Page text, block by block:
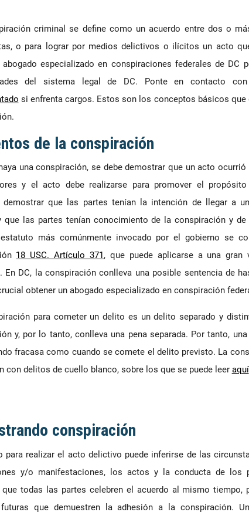
criminal se define como un acuerdo entre dos o
o para lograr por medios delictivos o ilícitos un acto
especializado en conspiraciones federales de DC
del sistema legal de DC. Ponte en contacto
si enfrenta cargos. Estos son los conceptos básicos que
de la conspiración
una conspiración, se debe demostrar que un acto
y el acto debe realizarse para promover el
demostrar que las partes tenían la intención de llegar a
que las partes tenían conocimiento de la conspiración y
más comúnmente invocado por el gobierno se
18 USC. Artículo 371 , que puede aplicarse a una gran
En DC, la conspiración conlleva una posible sentencia de
obtener un abogado especializado en conspiración
para cometer un delito es un delito separado y
y, por lo tanto, conlleva una pena separada. Por tanto,
fracasa como cuando se comete el delito previsto. La
con delitos de cuello blanco, sobre los que se puede leer aquí
conspiración
para realizar el acto delictivo puede inferirse de las
y/o manifestaciones, los actos y la conducta de los
que todas las partes celebren el acuerdo al mismo tiempo,
que demuestren la adhesión a la conspiración.